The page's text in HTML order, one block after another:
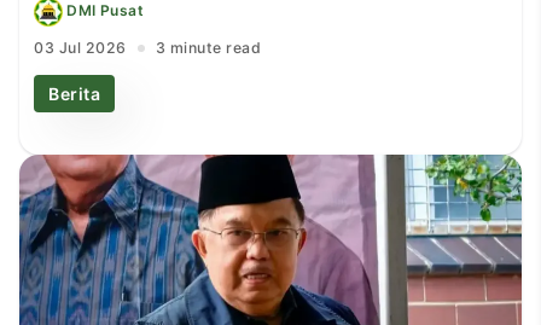
DMI Pusat
03 Jul 2026 3 minute read
Berita